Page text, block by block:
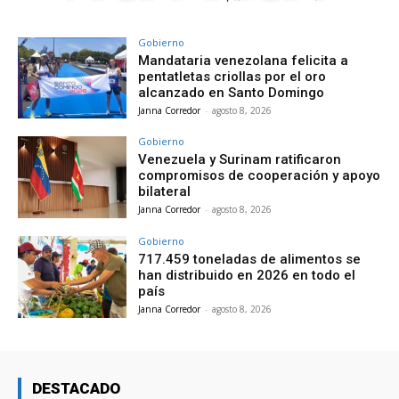
Gobierno
Mandataria venezolana felicita a
pentatletas criollas por el oro
alcanzado en Santo Domingo
Janna Corredor - agosto 8, 2026
Gobierno
Venezuela y Surinam ratificaron
compromisos de cooperación y apoyo
bilateral
Janna Corredor - agosto 8, 2026
Gobierno
717.459 toneladas de alimentos se
han distribuido en 2026 en todo el
país
Janna Corredor - agosto 8, 2026
DESTACADO